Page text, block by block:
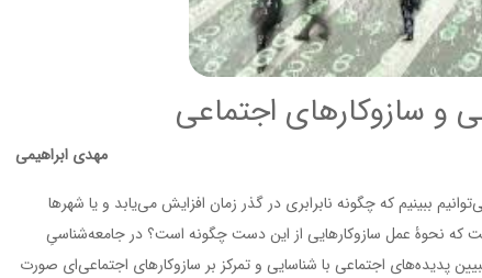
و سازوكارهای اجتماعی
مهدی ابراهیمی
ببینیم که چگونه نابرابری در گذر زمان افزایش می‌یابد و یا شهرها
نحوۀ عمل سازوکارهایی از این دست چگونه است؟ در جامعه‌شناسیِ
پدیده‌های اجتماعی با شناسایی و تمرکز بر سازوکارهای اجتماعی‌ای صورت